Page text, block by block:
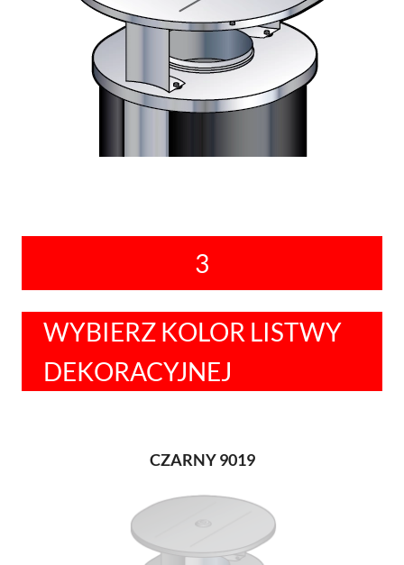
3
WYBIERZ KOLOR LISTWY
DEKORACYJNEJ
CZARNY 9019